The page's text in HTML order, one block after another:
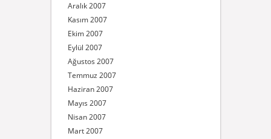
Aralık 2007
Kasım 2007
Ekim 2007
Eylül 2007
Ağustos 2007
Temmuz 2007
Haziran 2007
Mayıs 2007
Nisan 2007
Mart 2007